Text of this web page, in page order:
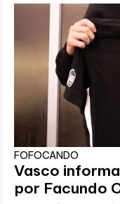
FOFOCANDO
Vasco
por Facundo